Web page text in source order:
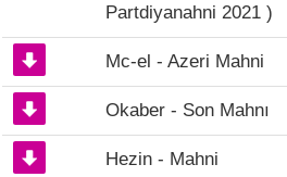
Partdiyanahni 2021 )
Mc-el - Azeri Mahni
Okaber - Son Mahnı
Hezin - Mahni